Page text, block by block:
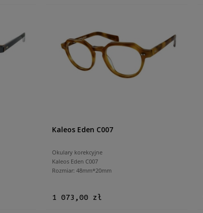
Kaleos Eden C007
Okulary korekcyjne
Kaleos Eden C007
Rozmiar: 48mm*20mm
1 073,00 zł